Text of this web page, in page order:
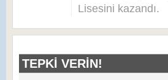
Lisesini kazandı.
TEPKI VERIN!